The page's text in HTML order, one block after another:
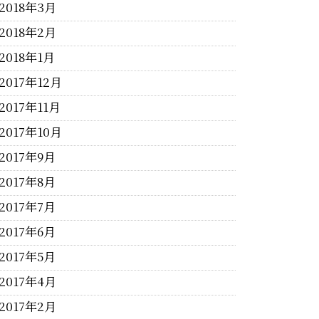
2018年3月
2018年2月
2018年1月
2017年12月
2017年11月
2017年10月
2017年9月
2017年8月
2017年7月
2017年6月
2017年5月
2017年4月
2017年2月